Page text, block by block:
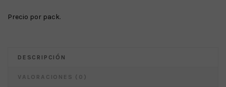
Precio por pack.
DESCRIPCIÓN
VALORACIONES (0)